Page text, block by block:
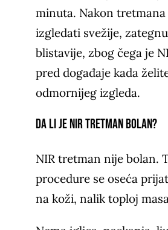
minuta. Nakon tretmana
izgledati svežije,
blistavije, zbog čega je
pred događaje kada
odmornijeg izgleda.
Da li je NIR tretman bolan?
NIR tretman nije bolan.
procedure se oseća
na koži, nalik toploj